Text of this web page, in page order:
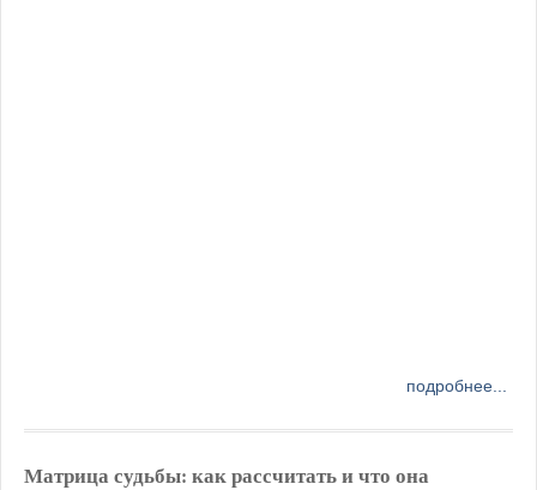
подробнее...
Матрица судьбы: как рассчитать и что она